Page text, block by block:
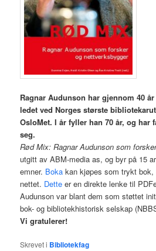
Ragnar Audunson har gjennom 40
ledet ved Norges største
OsloMet. I år fyller han 70 år, og har
seg.
Rød Mix: Ragnar Audunson som
utgitt av ABM-media as, og byr på 15
emner. Boka kan kjøpes som trykt
nettet. Dette er en direkte lenke til
Audunson var blant dem som støttet
bok- og bibliotekhistorisk selskap
Vi gratulerer!
Skrevet i Bibliotekfag